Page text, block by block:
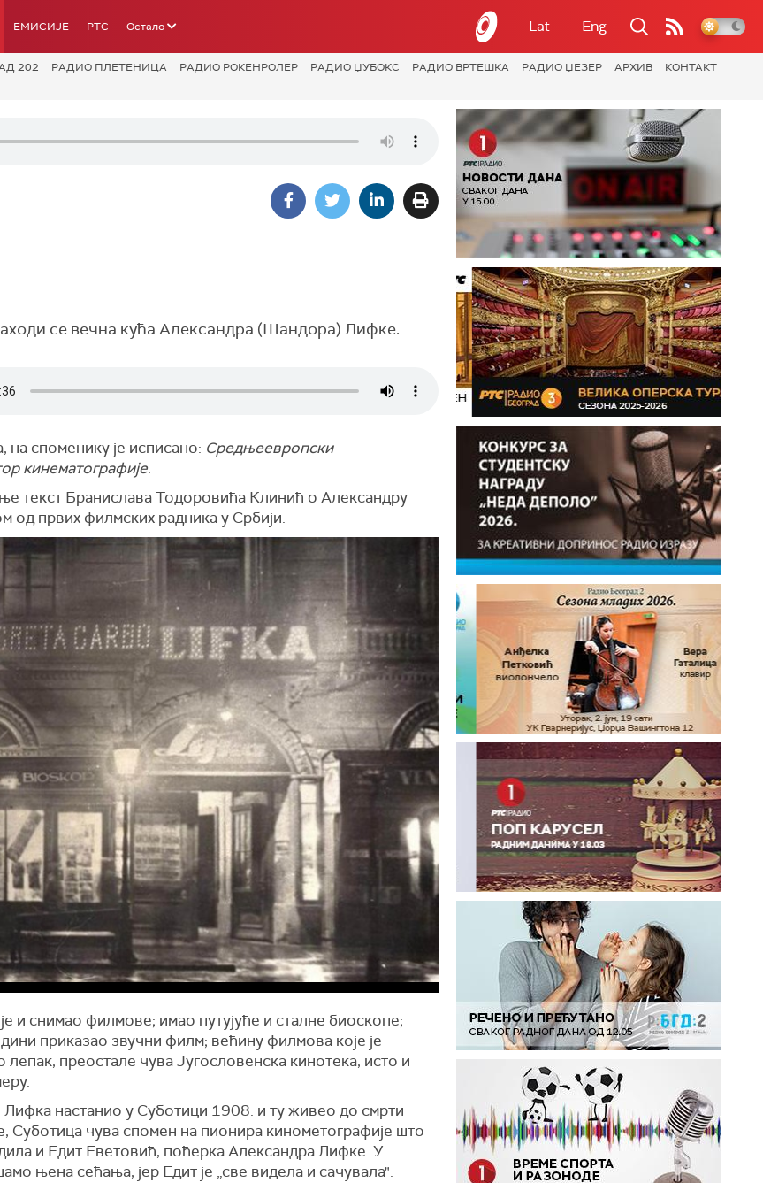
ЕМИСИЈЕ РТС Остало Lat Eng
202 РАДИО ПЛЕТЕНИЦА РАДИО РОКЕНРОЛЕР РАДИО ЏУБОКС РАДИО ВРТЕШКА РАДИО ЏЕЗЕР АРХИВ
КОНТАКТ
се вечна кућа Александра (Шандора) Лифке.
на споменику је исписано: Средњеевропски
кинематографије.
текст Бранислава Тодоровића Клинић о Александру
од првих филмских радника у Србији.
и снимао филмове; имао путујуће и сталне биоскопе;
приказао звучни филм; већину филмова које је
лепак, преостале чува Југословенска кинотека, исто и
Лифка настанио у Суботици 1908. и ту живео до смрти
Суботица чува спомен на пионира кинометографије што
и Едит Еветовић, поћерка Александра Лифке. У
њена сећања, јер Едит је „све видела и сачувала".